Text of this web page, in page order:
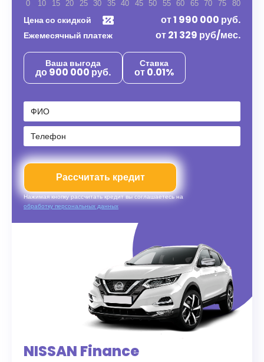
0 10 15 20 25 30 35 40 45 50 55 60 65 70 75 80
Цена со скидкой от1 990 000 руб.
Ежемесячный платеж от21 329 руб/мес.
Ваша выгода
до 900 000 руб.
Ставка
от 0.01%
Рассчитать кредит
Нажимая кнопку рассчитать кредит вы соглашаетесь на
обработку персональных данных
NISSAN Finance